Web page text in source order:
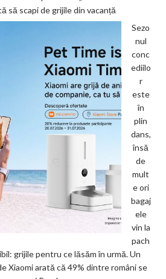
să scapi de grijile din vacanță
Sezo
nul
conc
ediilo
r
este
în
plin
dans,
însă
de
mult
e ori
bagaj
ele
vin la
pach
grijile pentru ce lăsăm în urmă. Un
Xiaomi arată că 49% dintre români se